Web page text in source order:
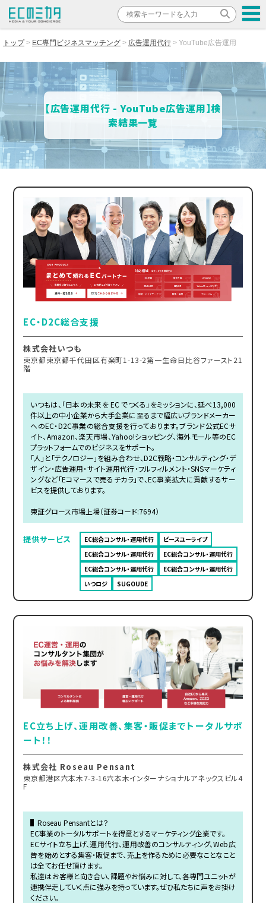
トップ EC専門ビジネスマッチング 広告運用代行 YouTube広告運用
【広告運用代行 - YouTube広告運用】検
索結果一覧
EC・D2C総合支援
株式会社いつも
東京都東京都千代田区有楽町1-13-2第一生命日比谷ファースト21
階
いつもは、「日本の未来を EC でつくる」をミッションに、延べ13,000
件以上の中小企業から大手企業に至るまで幅広いブランドメーカー
へのEC・D2C事業の総合支援を行っております。ブランド公式ECサ
イト、Amazon、楽天市場、Yahoo!ショッピング、海外モール等のEC
プラットフォームでのビジネスをサポート。
「人」と「テクノロジー」を組み合わせ、D2C戦略・コンサルティング・デ
ザイン・広告運用・サイト運用代行・フルフィルメント・SNSマーケティ
ングなど「Eコマースで売るチカラ」で、EC事業拡大に貢献するサー
ビスを提供しております。
東証グロース市場上場（証券コード:7694）
提供サービス EC総合コンサル・運用代行
ピースユーライブ
EC総合コンサル・運用代行
EC総合コンサル・運用代行
EC総合コンサル・運用代行
EC総合コンサル・運用代行
いつロジ
SUGOUDE
EC立ち上げ、運用改善、集客・販促までトータルサポ
ート！！
株式会社 Roseau Pensant
東京都港区六本木7-3-16六本木インターナショナルアネックスビル4
F
▌Roseau Pensantとは？
EC事業のトータルサポートを得意とするマーケティング企業です。
ECサイト立ち上げ、運用代行、運用改善のコンサルティング、Web広
告を始めとする集客・販促まで、売上を作るために必要なことなこと
は全てお任せ頂けます。
私達はお客様と向き合い、課題やお悩みに対して、各専門ユニットが
連携伴走していく点に強みを持っています。ぜひ私たちに声をお掛け
ください。